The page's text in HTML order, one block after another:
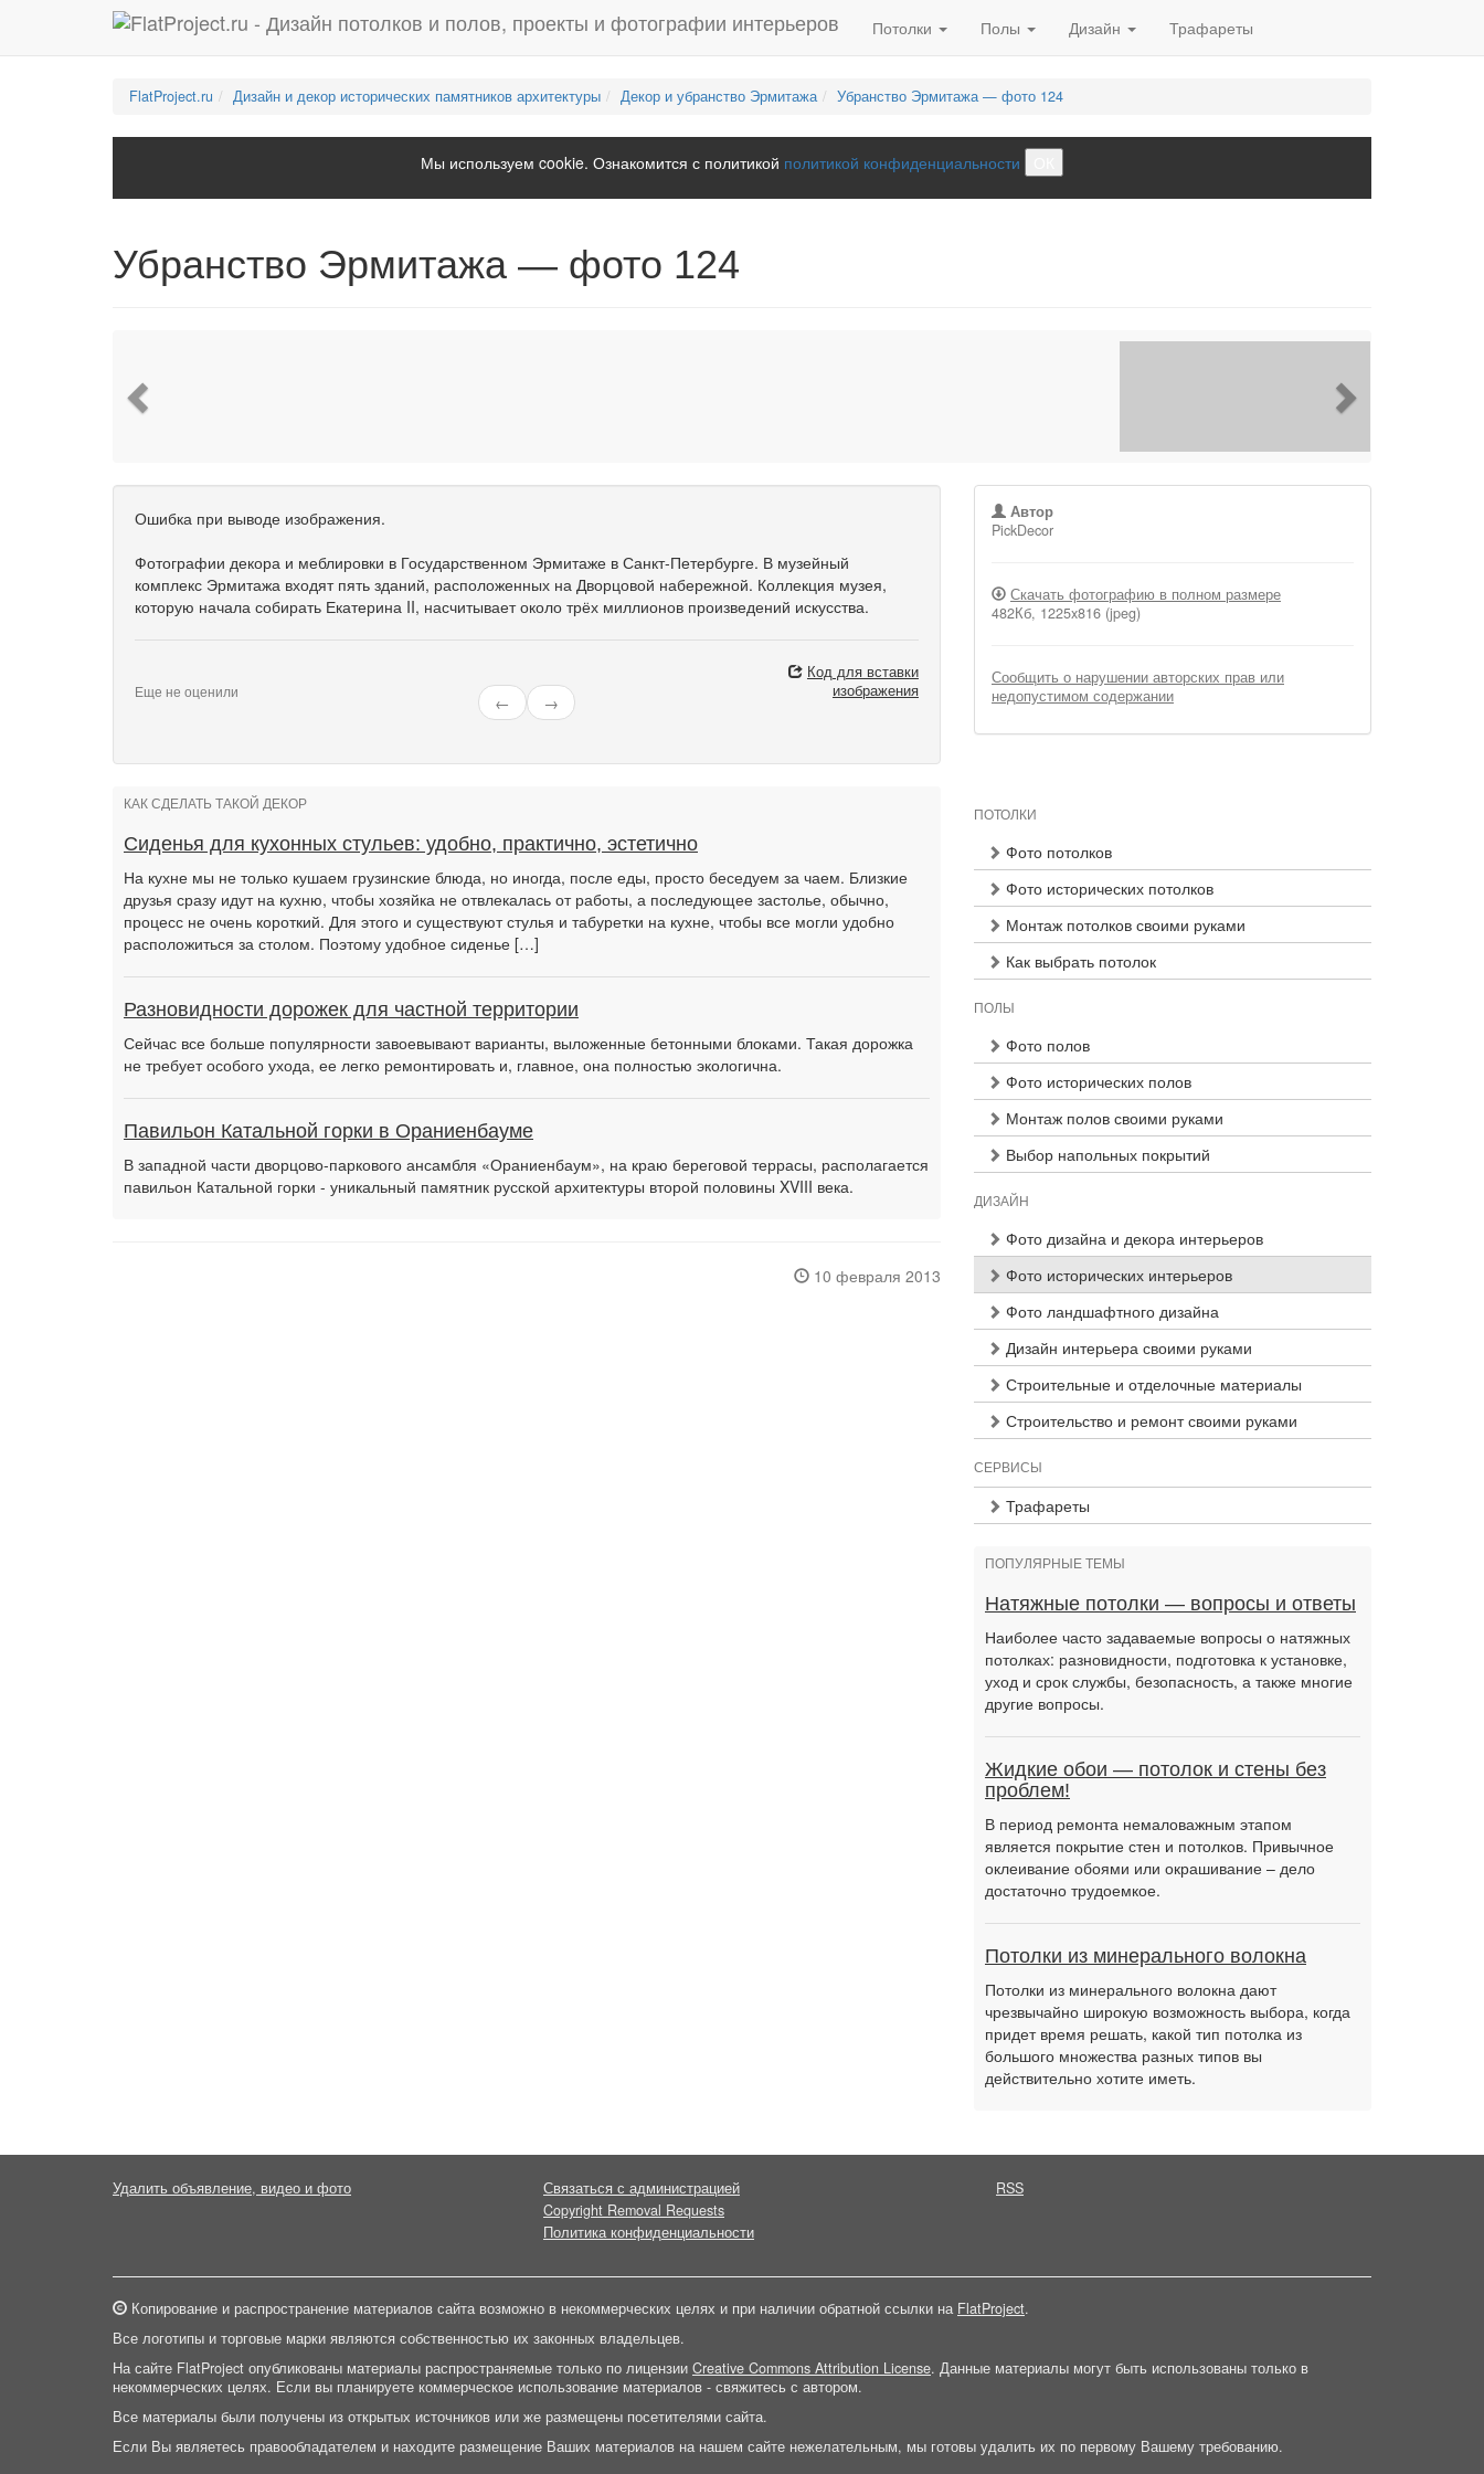
Потолки Полы Дизайн Трафареты
FlatProject.ru Дизайн и декор исторических памятников архитектуры Декор и убранство Эрмитажа Убранство Эрмитажа — фото 124
Мы используем cookie. Ознакомится с политикой политикой конфиденциальности
Убранство Эрмитажа — фото 124
Ошибка при выводе изображения.
Фотографии декора и меблировки в Государственном Эрмитаже в Санкт-Петербурге. В музейный
комплекс Эрмитажа входят пять зданий, расположенных на Дворцовой набережной. Коллекция музея,
которую начала собирать Екатерина II, насчитывает около трёх миллионов произведений искусства.
Еще не оценили
← →
Код для вставки
изображения
Автор
PickDecor
Скачать фотографию в полном размере
482Кб, 1225x816 (jpeg)
Сообщить о нарушении авторских прав или
недопустимом содержании
КАК СДЕЛАТЬ ТАКОЙ ДЕКОР
Сиденья для кухонных стульев: удобно, практично, эстетично
На кухне мы не только кушаем грузинские блюда, но иногда, после еды, просто беседуем за чаем. Близкие
друзья сразу идут на кухню, чтобы хозяйка не отвлекалась от работы, а последующее застолье, обычно,
процесс не очень короткий. Для этого и существуют стулья и табуретки на кухне, чтобы все могли удобно
расположиться за столом. Поэтому удобное сиденье […]
Разновидности дорожек для частной территории
Сейчас все больше популярности завоевывают варианты, выложенные бетонными блоками. Такая дорожка
не требует особого ухода, ее легко ремонтировать и, главное, она полностью экологична.
Павильон Катальной горки в Ораниенбауме
В западной части дворцово-паркового ансамбля «Ораниенбаум», на краю береговой террасы, располагается
павильон Катальной горки - уникальный памятник русской архитектуры второй половины XVIII века.
10 февраля 2013
ПОТОЛКИ
Фото потолков
Фото исторических потолков
Монтаж потолков своими руками
Как выбрать потолок
ПОЛЫ
Фото полов
Фото исторических полов
Монтаж полов своими руками
Выбор напольных покрытий
ДИЗАЙН
Фото дизайна и декора интерьеров
Фото исторических интерьеров
Фото ландшафтного дизайна
Дизайн интерьера своими руками
Строительные и отделочные материалы
Строительство и ремонт своими руками
СЕРВИСЫ
Трафареты
ПОПУЛЯРНЫЕ ТЕМЫ
Натяжные потолки — вопросы и ответы
Наиболее часто задаваемые вопросы о натяжных
потолках: разновидности, подготовка к установке,
уход и срок службы, безопасность, а также многие
другие вопросы.
Жидкие обои — потолок и стены без
проблем!
В период ремонта немаловажным этапом
является покрытие стен и потолков. Привычное
оклеивание обоями или окрашивание – дело
достаточно трудоемкое.
Потолки из минерального волокна
Потолки из минерального волокна дают
чрезвычайно широкую возможность выбора, когда
придет время решать, какой тип потолка из
большого множества разных типов вы
действительно хотите иметь.
Удалить объявление, видео и фото
Связаться с администрацией
Copyright Removal Requests
Политика конфиденциальности
RSS
Копирование и распространение материалов сайта возможно в некоммерческих целях и при наличии обратной ссылки на FlatProject.
Все логотипы и торговые марки являются собственностью их законных владельцев.
На сайте FlatProject опубликованы материалы распространяемые только по лицензии Creative Commons Attribution License. Данные материалы могут быть использованы только в
некоммерческих целях. Если вы планируете коммерческое использование материалов - свяжитесь с автором.
Все материалы были получены из открытых источников или же размещены посетителями сайта.
Если Вы являетесь правообладателем и находите размещение Ваших материалов на нашем сайте нежелательным, мы готовы удалить их по первому Вашему требованию.